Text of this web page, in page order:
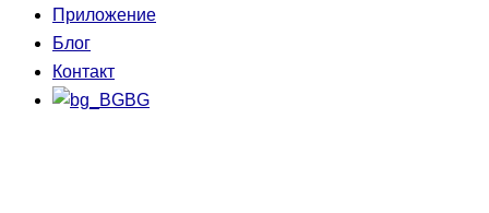
Приложение
Блог
Контакт
BG